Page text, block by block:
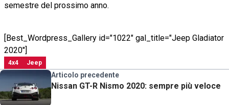
semestre del prossimo anno.
[Best_Wordpress_Gallery id="1022" gal_title="Jeep Gladiator
2020"]
4x4 Jeep
Articolo precedente
Nissan GT-R Nismo 2020: sempre più veloce